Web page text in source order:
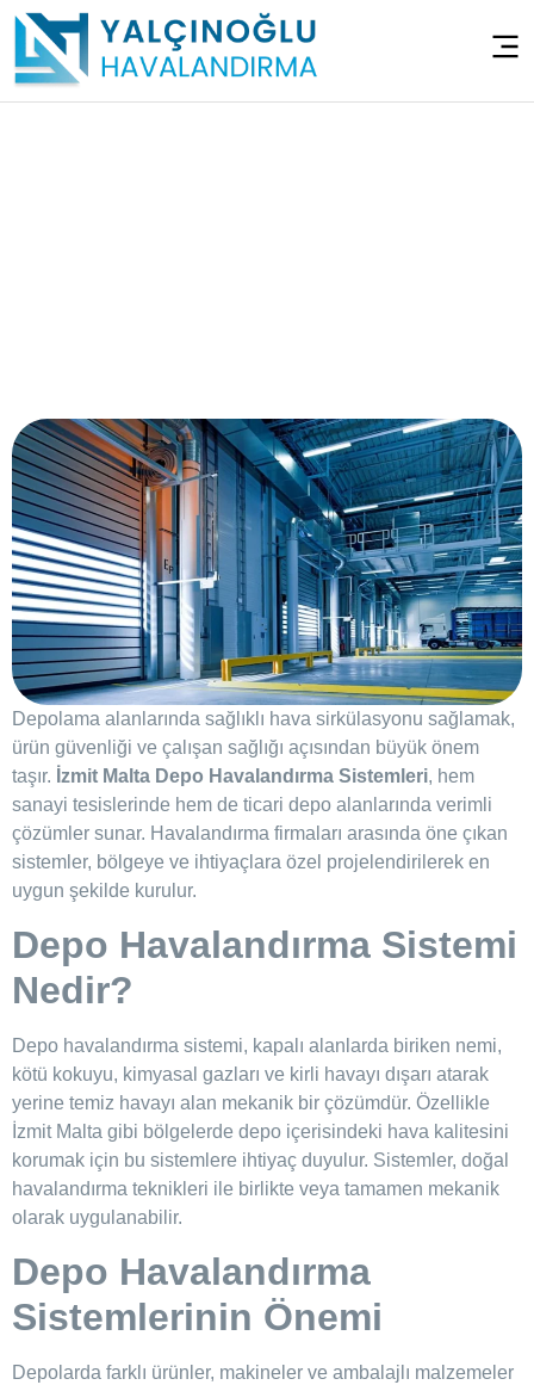
Depolama alanlarında sağlıklı hava sirkülasyonu sağlamak,
ürün güvenliği ve çalışan sağlığı açısından büyük önem
taşır. İzmit Malta Depo Havalandırma Sistemleri, hem
sanayi tesislerinde hem de ticari depo alanlarında verimli
çözümler sunar. Havalandırma firmaları arasında öne çıkan
sistemler, bölgeye ve ihtiyaçlara özel projelendirilerek en
uygun şekilde kurulur.
Depo Havalandırma Sistemi
Nedir?
Depo havalandırma sistemi, kapalı alanlarda biriken nemi,
kötü kokuyu, kimyasal gazları ve kirli havayı dışarı atarak
yerine temiz havayı alan mekanik bir çözümdür. Özellikle
İzmit Malta gibi bölgelerde depo içerisindeki hava kalitesini
korumak için bu sistemlere ihtiyaç duyulur. Sistemler, doğal
havalandırma teknikleri ile birlikte veya tamamen mekanik
olarak uygulanabilir.
Depo Havalandırma
Sistemlerinin Önemi
Depolarda farklı ürünler, makineler ve ambalajlı malzemeler